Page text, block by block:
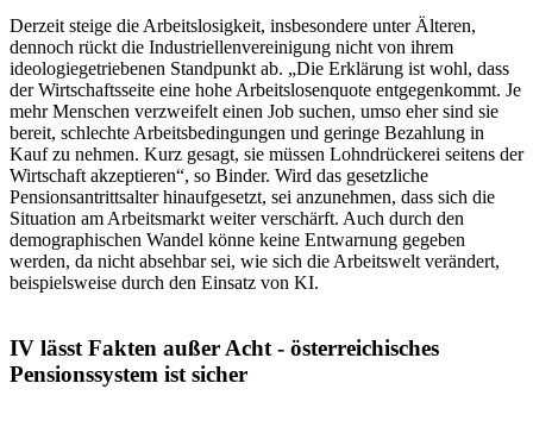
Derzeit steige die Arbeitslosigkeit, insbesondere unter Älteren,
dennoch rückt die Industriellenvereinigung nicht von ihrem
ideologiegetriebenen Standpunkt ab. „Die Erklärung ist wohl, dass
der Wirtschaftsseite eine hohe Arbeitslosenquote entgegenkommt. Je
mehr Menschen verzweifelt einen Job suchen, umso eher sind sie
bereit, schlechte Arbeitsbedingungen und geringe Bezahlung in
Kauf zu nehmen. Kurz gesagt, sie müssen Lohndrückerei seitens der
Wirtschaft akzeptieren“, so Binder. Wird das gesetzliche
Pensionsantrittsalter hinaufgesetzt, sei anzunehmen, dass sich die
Situation am Arbeitsmarkt weiter verschärft. Auch durch den
demographischen Wandel könne keine Entwarnung gegeben
werden, da nicht absehbar sei, wie sich die Arbeitswelt verändert,
beispielsweise durch den Einsatz von KI.
IV lässt Fakten außer Acht - österreichisches
Pensionssystem ist sicher